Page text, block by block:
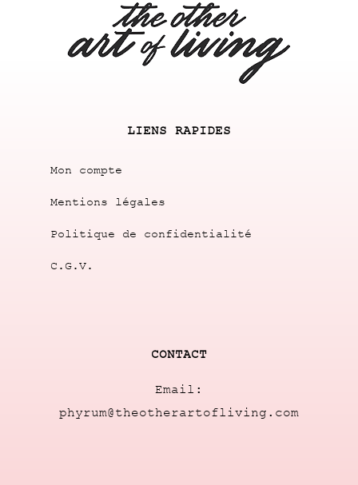
LIENS RAPIDES
Mon compte
Mentions légales
Politique de confidentialité
C.G.V.
CONTACT
Email:
phyrum@theotherartofliving.com